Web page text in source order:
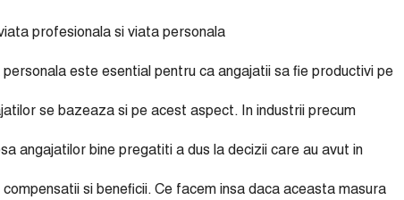
profesionala si viata personala
este esential pentru ca angajatii sa fie productivi pe
se bazeaza si pe acest aspect. In industrii precum
angajatilor bine pregatiti a dus la decizii care au avut in
si beneficii. Ce facem insa daca aceasta masura